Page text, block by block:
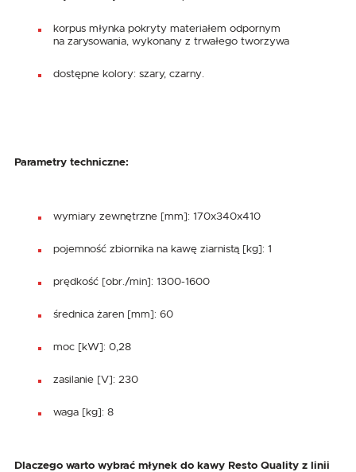
korpus młynka pokryty materiałem odpornym
na zarysowania, wykonany z trwałego tworzywa
dostępne kolory: szary, czarny.
Parametry techniczne:
wymiary zewnętrzne [mm]: 170x340x410
pojemność zbiornika na kawę ziarnistą [kg]: 1
prędkość [obr./min]: 1300-1600
średnica żaren [mm]: 60
moc [kW]: 0,28
zasilanie [V]: 230
waga [kg]: 8
Dlaczego warto wybrać młynek do kawy Resto Quality z linii